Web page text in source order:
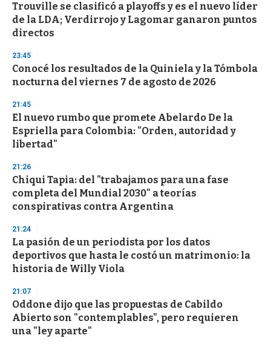
Trouville se clasificó a playoffs y es el nuevo líder
de la LDA; Verdirrojo y Lagomar ganaron puntos
directos
23:45
Conocé los resultados de la Quiniela y la Tómbola
nocturna del viernes 7 de agosto de 2026
21:45
El nuevo rumbo que promete Abelardo De la
Espriella para Colombia: "Orden, autoridad y
libertad"
21:26
Chiqui Tapia: del "trabajamos para una fase
completa del Mundial 2030" a teorías
conspirativas contra Argentina
21:24
La pasión de un periodista por los datos
deportivos que hasta le costó un matrimonio: la
historia de Willy Viola
21:07
Oddone dijo que las propuestas de Cabildo
Abierto son "contemplables", pero requieren
una "ley aparte"